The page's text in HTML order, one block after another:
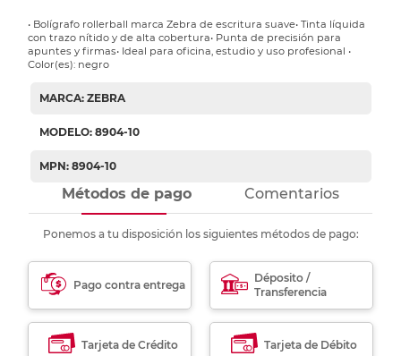
• Bolígrafo rollerball marca Zebra de escritura suave• Tinta líquida
con trazo nítido y de alta cobertura• Punta de precisión para
apuntes y firmas• Ideal para oficina, estudio y uso profesional •
Color(es): negro
MARCA: ZEBRA
MODELO: 8904-10
MPN: 8904-10
Métodos de pago Comentarios
Ponemos a tu disposición los siguientes métodos de pago:
Pago contra entrega
Déposito /
Transferencia
Tarjeta de Crédito Tarjeta de Débito